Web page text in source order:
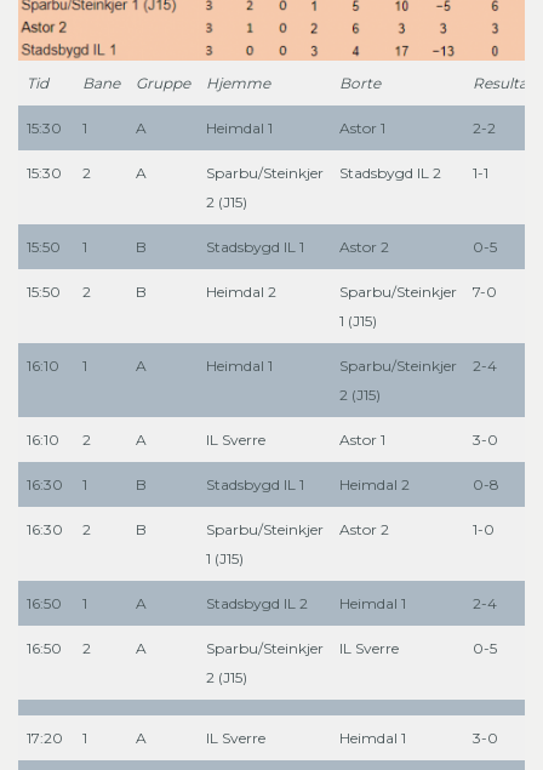
Tid Bane Gruppe Hjemme Borte Resultat
15:30 1 A Heimdal 1 Astor 1 2-2
15:30 2 A
Sparbu/Steinkjer
2 (J15)
Stadsbygd IL 2 1-1
15:50 1 B Stadsbygd IL 1 Astor 2 0-5
15:50 2 B Heimdal 2
Sparbu/Steinkjer
1 (J15)
7-0
16:10 1 A Heimdal 1
Sparbu/Steinkjer
2 (J15)
2-4
16:10 2 A IL Sverre Astor 1 3-0
16:30 1 B Stadsbygd IL 1 Heimdal 2 0-8
16:30 2 B
Sparbu/Steinkjer
1 (J15)
Astor 2 1-0
16:50 1 A Stadsbygd IL 2 Heimdal 1 2-4
16:50 2 A
Sparbu/Steinkjer
2 (J15)
IL Sverre 0-5
17:20 1 A IL Sverre Heimdal 1 3-0